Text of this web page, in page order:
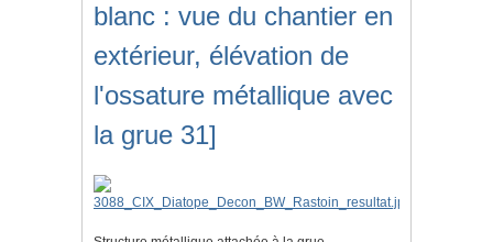
blanc : vue du chantier en
extérieur, élévation de
l'ossature métallique avec
la grue 31]